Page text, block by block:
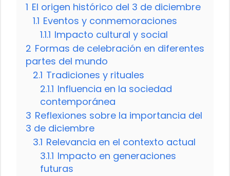
1 El origen histórico del 3 de diciembre
1.1 Eventos y conmemoraciones
1.1.1 Impacto cultural y social
2 Formas de celebración en diferentes
partes del mundo
2.1 Tradiciones y rituales
2.1.1 Influencia en la sociedad
contemporánea
3 Reflexiones sobre la importancia del
3 de diciembre
3.1 Relevancia en el contexto actual
3.1.1 Impacto en generaciones
futuras